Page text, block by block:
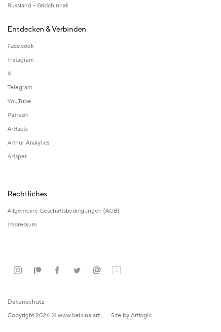
Russland - Gridchinhall
Entdecken & Verbinden
Facebook
Instagram
X
Telegram
YouTube
Patreon
Artfacts
Arthur Analytics
Artsper
Rechtliches
Allgemeine Geschäftsbedingungen (AGB)
Impressum
Datenschutz
Copyright 2026 © www.belkina.art Site by Artlogic